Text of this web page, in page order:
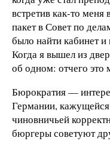
встретив как-то меня
пакет в Совет по
было найти кабинет
Когда я вышел из
об одном: отчего это
Бюрократия —
Германии,
чиновничьей
бюргеры советуют